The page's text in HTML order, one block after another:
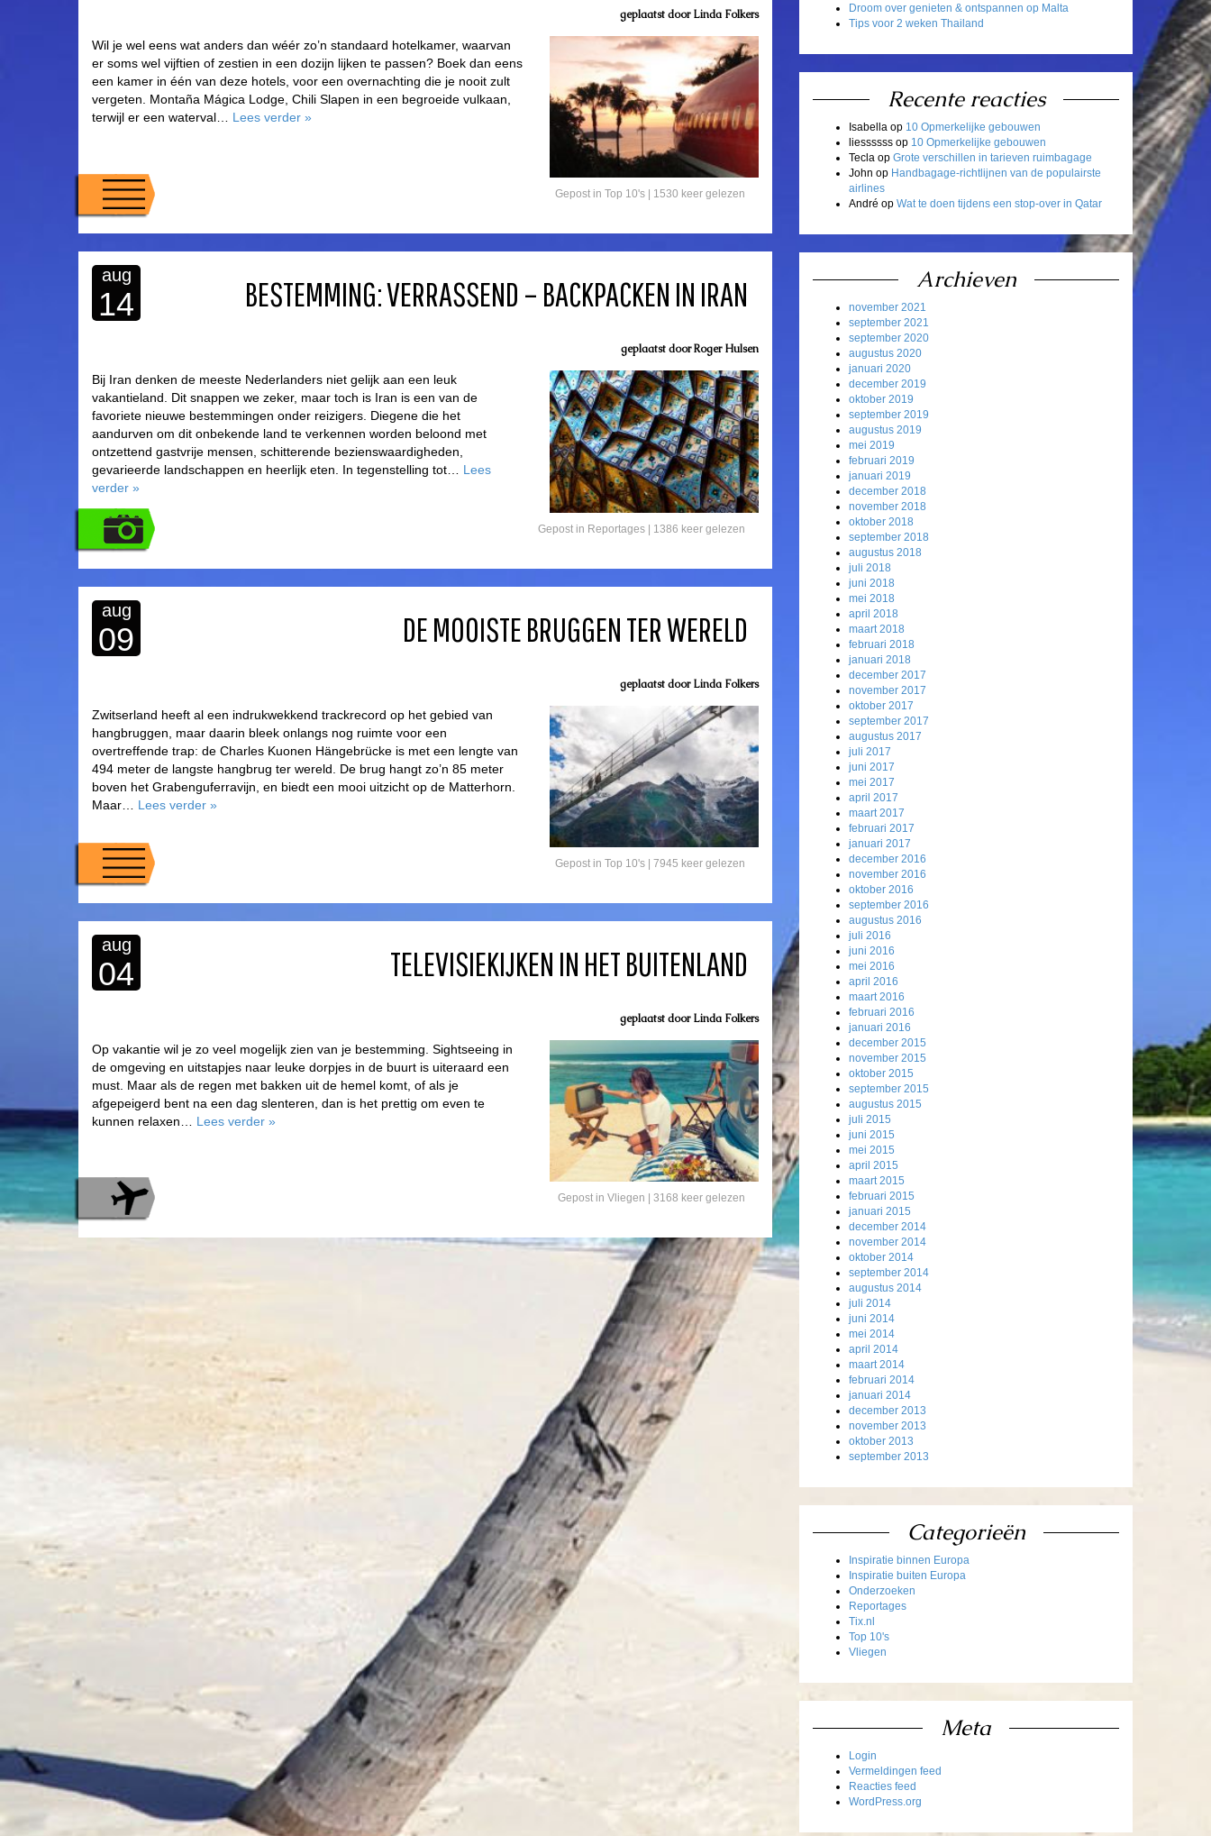
geplaatst doorLinda Folkers
Wil je wel eens wat anders dan wéér zo’n standaard hotelkamer, waarvan
er soms wel vijftien of zestien in een dozijn lijken te passen? Boek dan eens
een kamer in één van deze hotels, voor een overnachting die je nooit zult
vergeten. Montaña Mágica Lodge, Chili Slapen in een begroeide vulkaan,
terwijl er een waterval… Lees verder »
Gepost in Top 10's | 1530 keer gelezen
aug
14 BESTEMMING: VERRASSEND – BACKPACKEN IN IRAN
geplaatst doorRoger Hulsen
Bij Iran denken de meeste Nederlanders niet gelijk aan een leuk
vakantieland. Dit snappen we zeker, maar toch is Iran is een van de
favoriete nieuwe bestemmingen onder reizigers. Diegene die het
aandurven om dit onbekende land te verkennen worden beloond met
ontzettend gastvrije mensen, schitterende bezienswaardigheden,
gevarieerde landschappen en heerlijk eten. In tegenstelling tot… Lees
verder »
Gepost in Reportages | 1386 keer gelezen
aug
09 DE MOOISTE BRUGGEN TER WERELD
geplaatst doorLinda Folkers
Zwitserland heeft al een indrukwekkend trackrecord op het gebied van
hangbruggen, maar daarin bleek onlangs nog ruimte voor een
overtreffende trap: de Charles Kuonen Hängebrücke is met een lengte van
494 meter de langste hangbrug ter wereld. De brug hangt zo’n 85 meter
boven het Grabenguferravijn, en biedt een mooi uitzicht op de Matterhorn.
Maar… Lees verder »
Gepost in Top 10's | 7945 keer gelezen
aug
04 TELEVISIEKIJKEN IN HET BUITENLAND
geplaatst doorLinda Folkers
Op vakantie wil je zo veel mogelijk zien van je bestemming. Sightseeing in
de omgeving en uitstapjes naar leuke dorpjes in de buurt is uiteraard een
must. Maar als de regen met bakken uit de hemel komt, of als je
afgepeigerd bent na een dag slenteren, dan is het prettig om even te
kunnen relaxen… Lees verder »
Gepost in Vliegen | 3168 keer gelezen
Droom over genieten & ontspannen op Malta
Tips voor 2 weken Thailand
Recente reacties
Isabella op 10 Opmerkelijke gebouwen
liessssss op 10 Opmerkelijke gebouwen
Tecla op Grote verschillen in tarieven ruimbagage
John op Handbagage-richtlijnen van de populairste
airlines
André op Wat te doen tijdens een stop-over in Qatar
Archieven
november 2021
september 2021
september 2020
augustus 2020
januari 2020
december 2019
oktober 2019
september 2019
augustus 2019
mei 2019
februari 2019
januari 2019
december 2018
november 2018
oktober 2018
september 2018
augustus 2018
juli 2018
juni 2018
mei 2018
april 2018
maart 2018
februari 2018
januari 2018
december 2017
november 2017
oktober 2017
september 2017
augustus 2017
juli 2017
juni 2017
mei 2017
april 2017
maart 2017
februari 2017
januari 2017
december 2016
november 2016
oktober 2016
september 2016
augustus 2016
juli 2016
juni 2016
mei 2016
april 2016
maart 2016
februari 2016
januari 2016
december 2015
november 2015
oktober 2015
september 2015
augustus 2015
juli 2015
juni 2015
mei 2015
april 2015
maart 2015
februari 2015
januari 2015
december 2014
november 2014
oktober 2014
september 2014
augustus 2014
juli 2014
juni 2014
mei 2014
april 2014
maart 2014
februari 2014
januari 2014
december 2013
november 2013
oktober 2013
september 2013
Categorieën
Inspiratie binnen Europa
Inspiratie buiten Europa
Onderzoeken
Reportages
Tix.nl
Top 10's
Vliegen
Meta
Login
Vermeldingen feed
Reacties feed
WordPress.org